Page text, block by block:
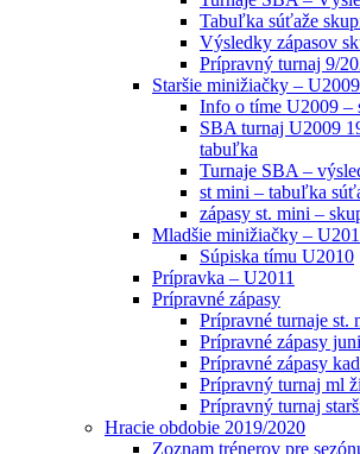
Tabuľka súťaže
Výsledky zápasov
Prípravný turnaj 9/
Staršie minižiačky – U2009
Info o tíme U2009 –
SBA turnaj U2009
tabuľka
Turnaje SBA –
st mini – tabuľka
zápasy st. mini –
Mladšie minižiačky –
Súpiska tímu U2010
Prípravka – U2011
Prípravné zápasy
Prípravné turnaje st.
Prípravné zápasy
Prípravné zápasy
Prípravný turnaj ml
Prípravný turnaj
Hracie obdobie 2019/2020
Zoznam trénerov pre